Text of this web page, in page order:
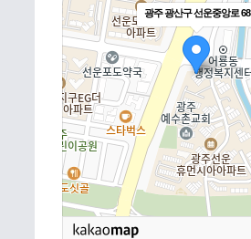
광주 광산구 선운중앙로 68